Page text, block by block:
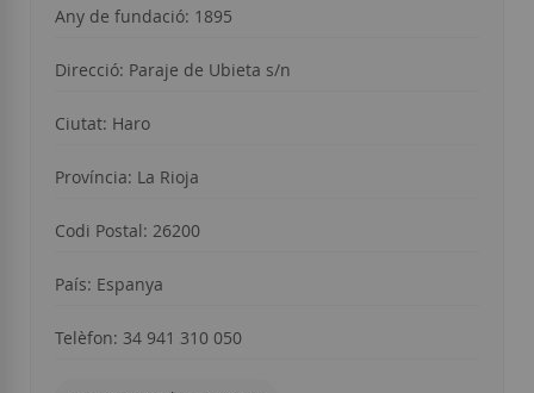
Any de fundació: 1895
Direcció: Paraje de Ubieta s/n
Ciutat: Haro
Província: La Rioja
Codi Postal: 26200
País: Espanya
Telèfon: 34 941 310 050